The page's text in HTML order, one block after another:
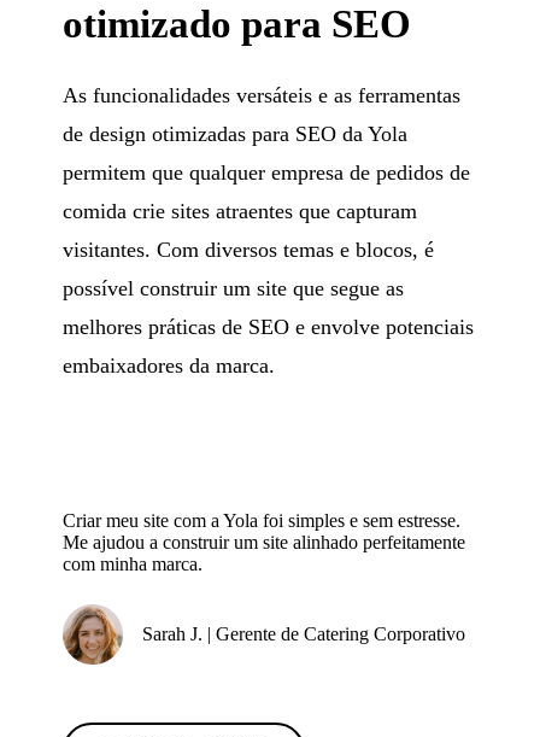
otimizado para SEO
As funcionalidades versáteis e as ferramentas
de design otimizadas para SEO da Yola
permitem que qualquer empresa de pedidos de
comida crie sites atraentes que capturam
visitantes. Com diversos temas e blocos, é
possível construir um site que segue as
melhores práticas de SEO e envolve potenciais
embaixadores da marca.
Criar meu site com a Yola foi simples e sem estresse.
Me ajudou a construir um site alinhado perfeitamente
com minha marca.
Sarah J. | Gerente de Catering Corporativo